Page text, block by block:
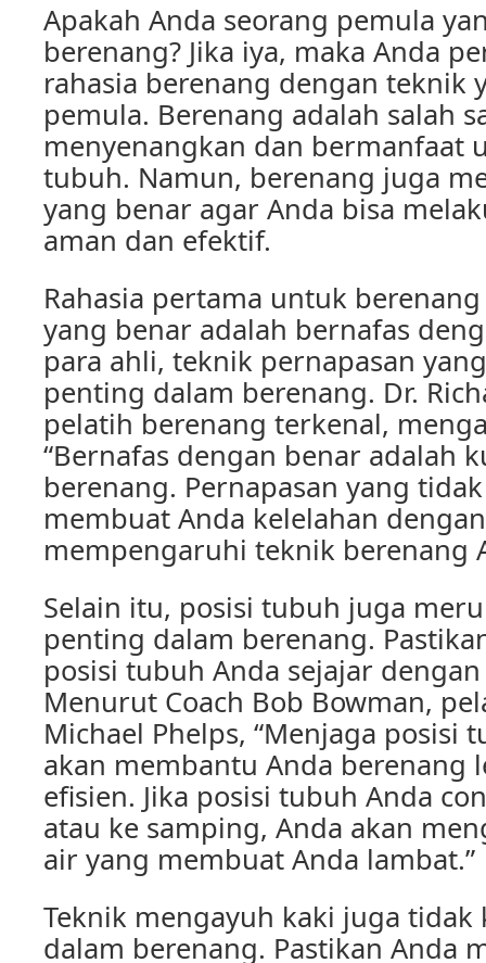
Apakah Anda seorang pemula
berenang? Jika iya, maka Anda
rahasia berenang dengan teknik
pemula. Berenang adalah salah
menyenangkan dan bermanfaat
tubuh. Namun, berenang juga
yang benar agar Anda bisa
aman dan efektif.
Rahasia pertama untuk
yang benar adalah bernafas
para ahli, teknik pernapasan
penting dalam berenang. Dr.
pelatih berenang terkenal,
“Bernafas dengan benar adalah
berenang. Pernapasan yang
membuat Anda kelelahan
mempengaruhi teknik berenang
Selain itu, posisi tubuh juga
penting dalam berenang.
posisi tubuh Anda sejajar
Menurut Coach Bob Bowman,
Michael Phelps, “Menjaga posisi
akan membantu Anda berenang
efisien. Jika posisi tubuh Anda
atau ke samping, Anda akan
air yang membuat Anda lambat.”
Teknik mengayuh kaki juga
dalam berenang. Pastikan Anda